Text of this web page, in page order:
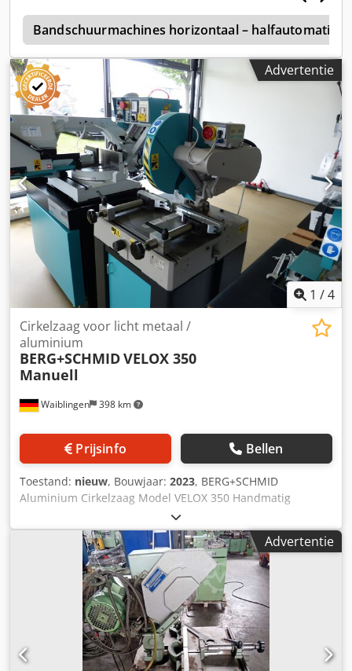
Bandschuurmachines horizontaal –
Advertentie
1 /4
Waiblingen 398 km
Cirkelzaag voor licht metaal /
aluminium
BERG+SCHMIDVELOX 350
Manuell
Prijsinfo Bellen
Toestand: nieuw, Bouwjaar: 2023, BERG+SCHMID
Aluminium Cirkelzaag Model VELOX 350 Handmatig
Toerental: 1800+3.600 tpm Dcodpfx Ajr Ilktohqjk - Verstek
links + rechts 45° - Schuine snedes tot 45° (Schifter) -
Kogelgelagerde draaitafel - Machinevoet - Hoogste
zaagkwaliteit dankzij trillingsdemping - Zeer soepel
lopende zaagsnede - Pull-through start en hoge prestaties
- Machinevoet met spanenlade Afmetingen zaagblad:
350x32mm Verdere accessoires zoals zaagbladen,
rollenbanen, meetaanslagen, minimale hoeveelheid
smering enz. op aanvraag verkrijgbaar! Levertijd: uit
voorraad Waiblingen Beinstein
Advertentie